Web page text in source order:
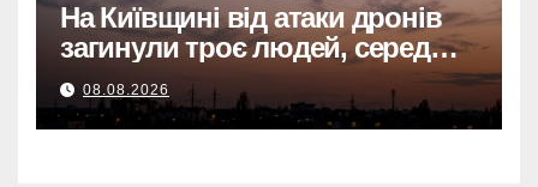
На Київщині від атаки дронів
загинули троє людей, серед
них дитинаНа Київщині
загинули троє, серед них
дитина, через атаку дронів
08.08.2026